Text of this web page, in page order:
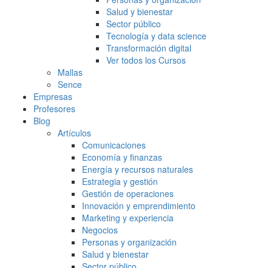
Salud y bienestar
Sector público
Tecnología y data science
Transformación digital
Ver todos los Cursos
Mallas
Sence
Empresas
Profesores
Blog
Artículos
Comunicaciones
Economía y finanzas
Energía y recursos naturales
Estrategia y gestión
Gestión de operaciones
Innovación y emprendimiento
Marketing y experiencia
Negocios
Personas y organización
Salud y bienestar